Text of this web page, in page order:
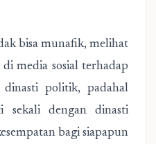
bisa munafik, melihat
media sosial terhadap
politik, padahal
sekali dengan dinasti
bagi siapapun